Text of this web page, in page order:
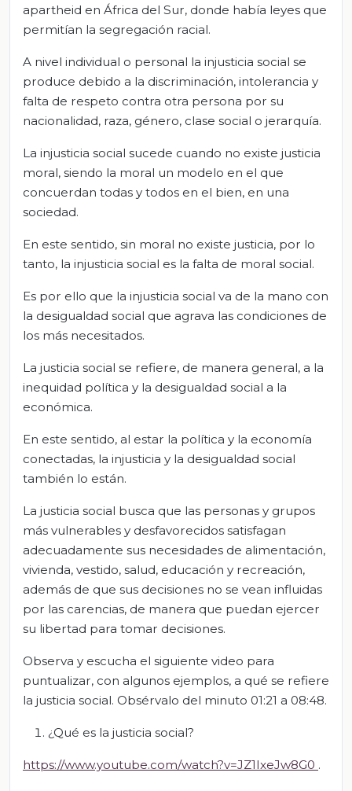
apartheid en África del Sur, donde había leyes que
permitían la segregación racial.
A nivel individual o personal la injusticia social se
produce debido a la discriminación, intolerancia y
falta de respeto contra otra persona por su
nacionalidad, raza, género, clase social o jerarquía.
La injusticia social sucede cuando no existe justicia
moral, siendo la moral un modelo en el que
concuerdan todas y todos en el bien, en una
sociedad.
En este sentido, sin moral no existe justicia, por lo
tanto, la injusticia social es la falta de moral social.
Es por ello que la injusticia social va de la mano con
la desigualdad social que agrava las condiciones de
los más necesitados.
La justicia social se refiere, de manera general, a la
inequidad política y la desigualdad social a la
económica.
En este sentido, al estar la política y la economía
conectadas, la injusticia y la desigualdad social
también lo están.
La justicia social busca que las personas y grupos
más vulnerables y desfavorecidos satisfagan
adecuadamente sus necesidades de alimentación,
vivienda, vestido, salud, educación y recreación,
además de que sus decisiones no se vean influidas
por las carencias, de manera que puedan ejercer
su libertad para tomar decisiones.
Observa y escucha el siguiente video para
puntualizar, con algunos ejemplos, a qué se refiere
la justicia social. Obsérvalo del minuto 01:21 a 08:48.
¿Qué es la justicia social?
https://www.youtube.com/watch?v=JZ1IxeJw8G0 .